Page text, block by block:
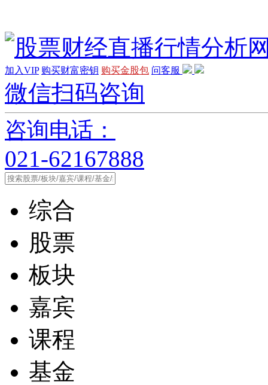
加入VIP 购买财富密钥 购买金股包 问客服
微信扫码咨询
咨询电话：
021-62167888
综合
股票
板块
嘉宾
课程
基金